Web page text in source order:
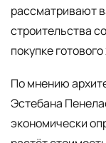
рассматривают
строительства
покупке
По мнению
Эстебана
экономически